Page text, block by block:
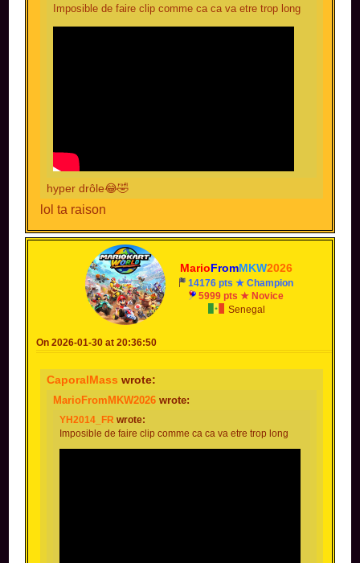
Imposible de faire clip comme ca ca va etre trop long
hyper drôle😂🤣
lol ta raison
MarioFromMKW2026
14176 pts ★ Champion
5999 pts ★ Novice
Senegal
On 2026-01-30 at 20:36:50
CaporalMass wrote:
MarioFromMKW2026 wrote:
YH2014_FR wrote:
Imposible de faire clip comme ca ca va etre trop long